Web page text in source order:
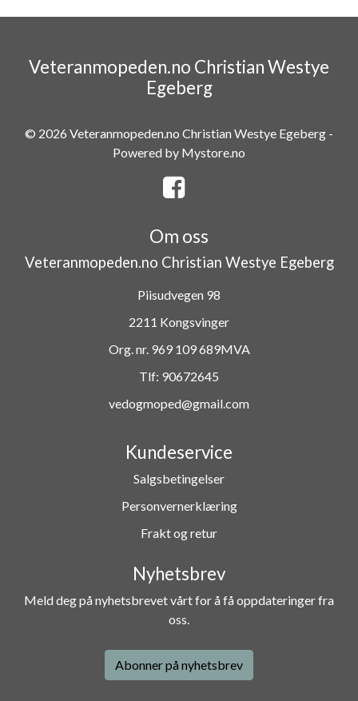
Veteranmopeden.no Christian Westye
Egeberg
© 2026 Veteranmopeden.no Christian Westye Egeberg -
Powered by Mystore.no
Om oss
Veteranmopeden.no Christian Westye Egeberg
Piisudvegen 98
2211 Kongsvinger
Org. nr. 969 109 689MVA
Tlf: 90672645
vedogmoped@gmail.com
Kundeservice
Salgsbetingelser
Personvernerklæring
Frakt og retur
Nyhetsbrev
Meld deg på nyhetsbrevet vårt for å få oppdateringer fra
oss.
Abonner på nyhetsbrev